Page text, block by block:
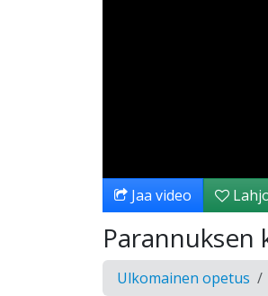
Jaa video
Ulkomainen opetus